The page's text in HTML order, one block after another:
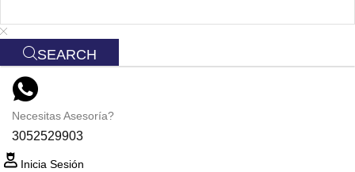
SEARCH
Necesitas Asesoría?
3052529903
Inicia Sesión